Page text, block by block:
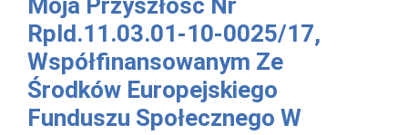
Rpld.11.03.01-10-0025/17,
Współfinansowanym Ze
Środków Europejskiego
Funduszu Społecznego W